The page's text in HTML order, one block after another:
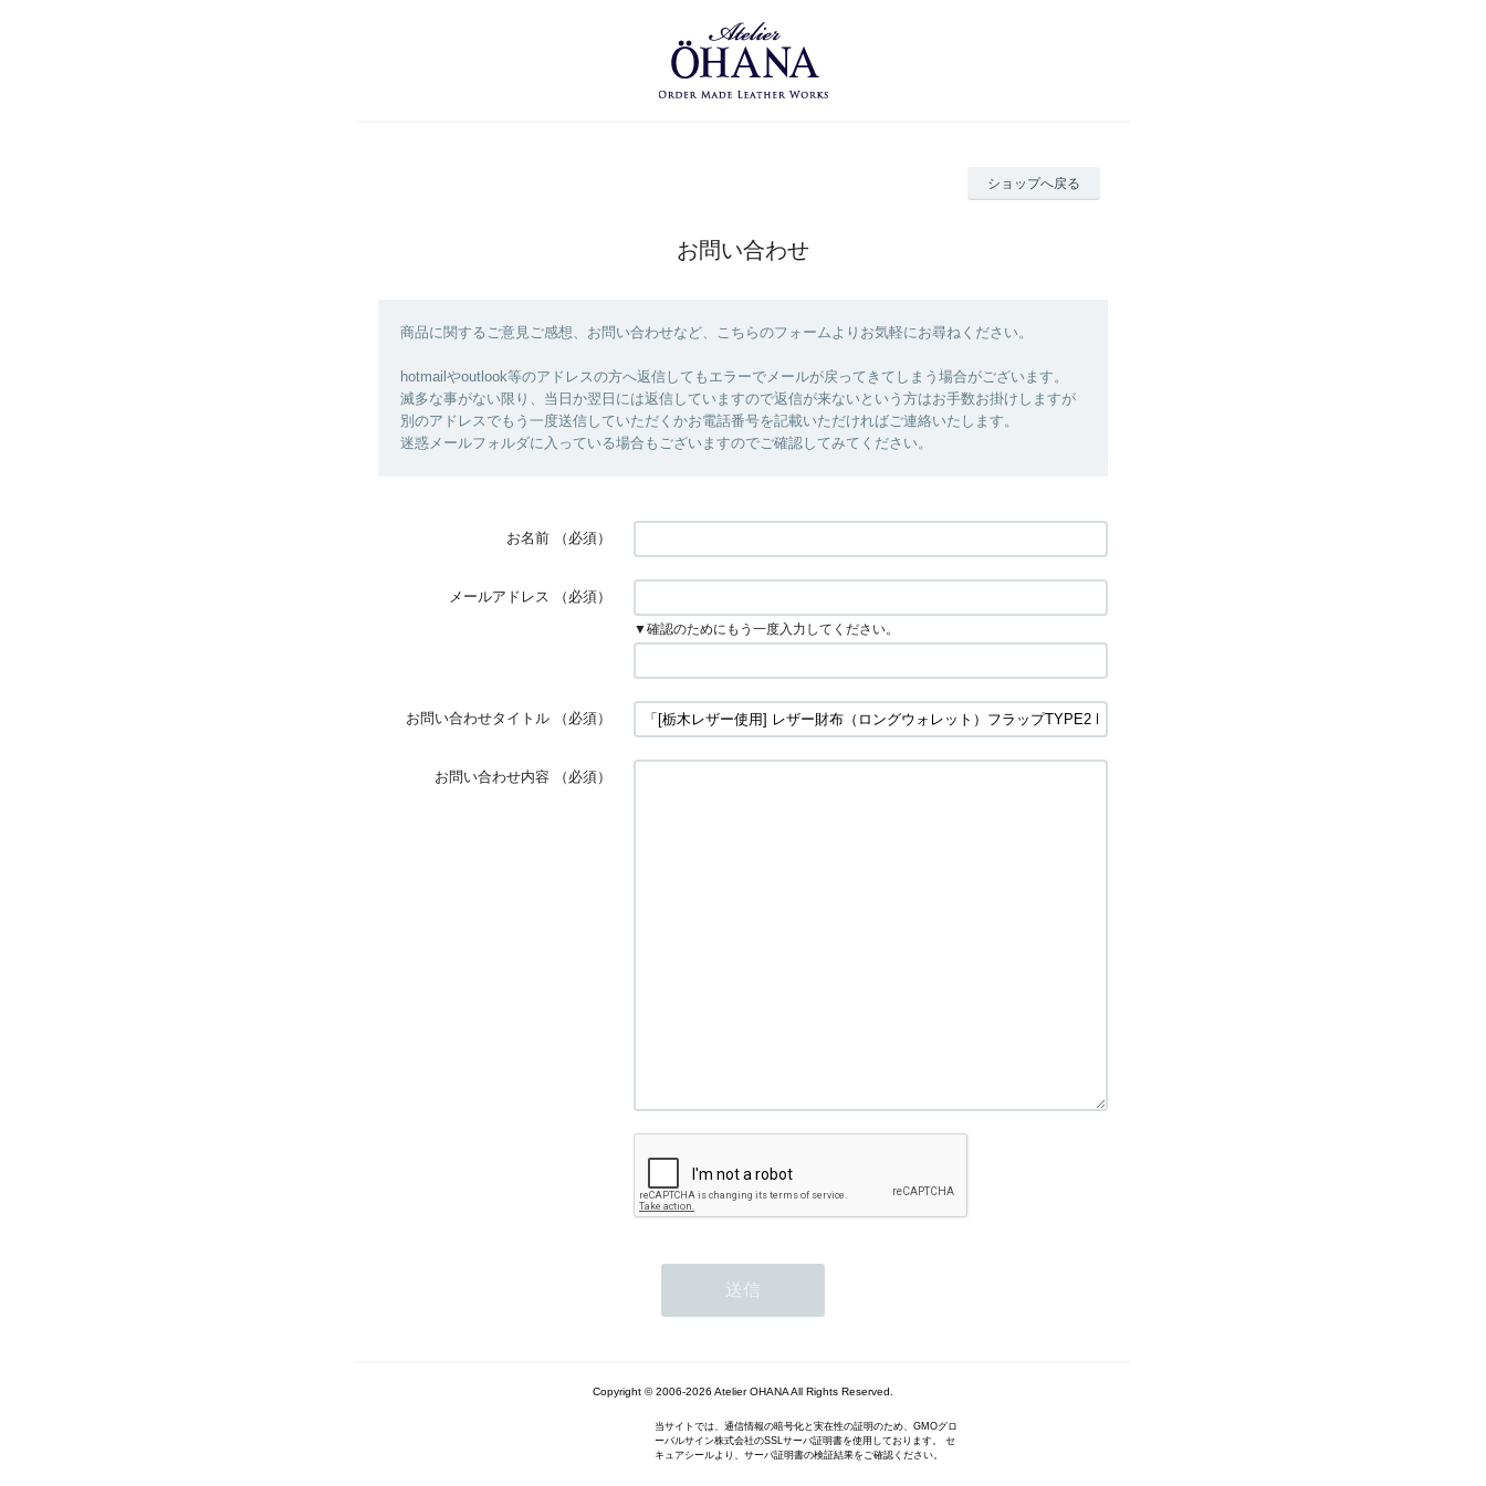
ショップへ戻る
お問い合わせ
商品に関するご意見ご感想、お問い合わせなど、こちらのフォームよりお気軽にお尋ねください。
hotmailやoutlook等のアドレスの方へ返信してもエラーでメールが戻ってきてしまう場合がございます。
滅多な事がない限り、当日か翌日には返信していますので返信が来ないという方はお手数お掛けしますが
別のアドレスでもう一度送信していただくかお電話番号を記載いただければご連絡いたします。
迷惑メールフォルダに入っている場合もございますのでご確認してみてください。
お名前 （必須）
メールアドレス （必須）
▼確認のためにもう一度入力してください。
お問い合わせタイトル （必須）
お問い合わせ内容 （必須）
Copyright © 2006-2026 Atelier OHANA All Rights Reserved.
当サイトでは、通信情報の暗号化と実在性の証明のため、GMOグロ
ーバルサイン株式会社のSSLサーバ証明書を使用しております。 セ
キュアシールより、サーバ証明書の検証結果をご確認ください。